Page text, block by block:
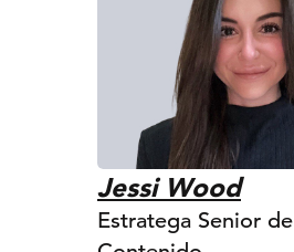
Jessi Wood
Estratega Senior de